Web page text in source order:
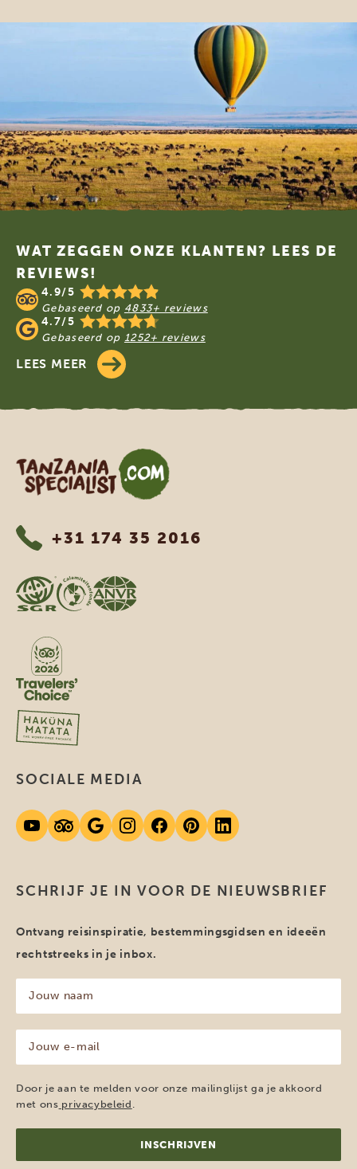
Footer
WAT ZEGGEN ONZE KLANTEN? LEES DE
REVIEWS!
4.9/5
Gebaseerd op 4833+ reviews
4.7/5
Gebaseerd op 1252+ reviews
LEES MEER
Tanzania Specialist
+31 174 35 2016
SCHRIJF JE IN VOOR DE NIEUWSBRIEF
Ontvang reisinspiratie, bestemmingsgidsen en ideeën
rechtstreeks in je inbox.
naam
(Vereist)
mailadres
(Vereist)
Door je aan te melden voor onze mailinglijst ga je akkoord
met ons privacybeleid .
SOCIALE MEDIA